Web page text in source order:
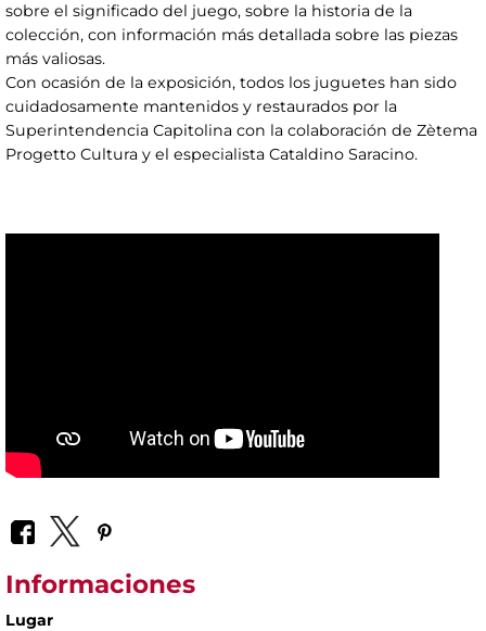
sobre el significado del juego, sobre la historia de la
colección, con información más detallada sobre las piezas
más valiosas.
Con ocasión de la exposición, todos los juguetes han sido
cuidadosamente mantenidos y restaurados por la
Superintendencia Capitolina con la colaboración de Zètema
Progetto Cultura y el especialista Cataldino Saracino.
Informaciones
Lugar